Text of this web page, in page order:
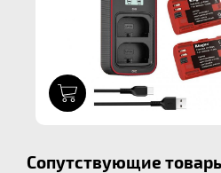
Сопутствующие